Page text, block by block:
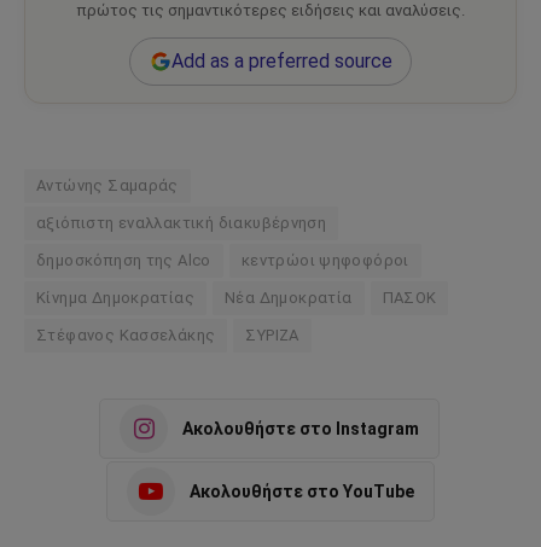
πρώτος τις σημαντικότερες ειδήσεις και αναλύσεις.
Add as a preferred source
Αντώνης Σαμαράς
αξιόπιστη εναλλακτική διακυβέρνηση
δημοσκόπηση της Alco κεντρώοι ψηφοφόροι
Κίνημα Δημοκρατίας Νέα Δημοκρατία ΠΑΣΟΚ
Στέφανος Κασσελάκης ΣΥΡΙΖΑ
Ακολουθήστε στο Instagram
Ακολουθήστε στο YouTube